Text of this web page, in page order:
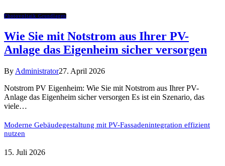
Photovoltaik Grundlagen
Wie Sie mit Notstrom aus Ihrer PV-
Anlage das Eigenheim sicher versorgen
By Administrator27. April 2026
Notstrom PV Eigenheim: Wie Sie mit Notstrom aus Ihrer PV-
Anlage das Eigenheim sicher versorgen Es ist ein Szenario, das
viele…
Moderne Gebäudegestaltung mit PV-Fassadenintegration effizient
nutzen
15. Juli 2026